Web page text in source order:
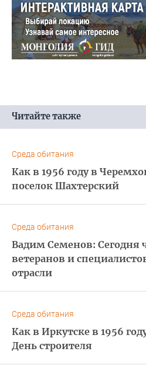
Читайте также
Среда обитания
Как в 1956 году в
поселок Шахтерский
Среда обитания
Вадим Семенов: Сегодня
ветеранов и
отрасли
Среда обитания
Как в Иркутске в 1956
День строителя